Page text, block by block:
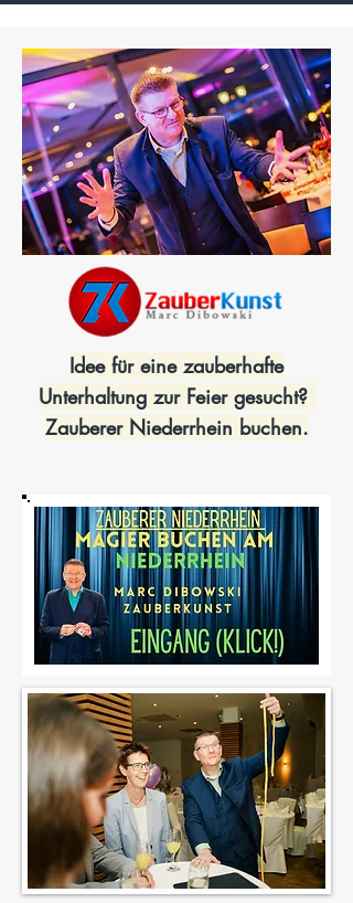
Idee für eine zauberhafte
Unterhaltung zur Feier gesucht?
Zauberer Niederrhein buchen.